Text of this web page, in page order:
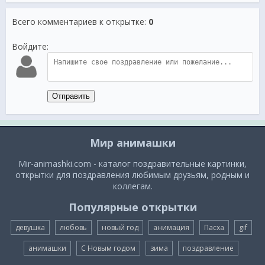
Всего комментариев к открытке: 0
Войдите:
Отправить
Мир анимашки
Mir-animashki.com - каталог поздравительные картинки,
открытки для поздравления любимым друзьям, родным и
коллегам.
Популярные открытки
девушка любовь новый год анимация Пасха gif
анимашки С Новым годом зима поздравление